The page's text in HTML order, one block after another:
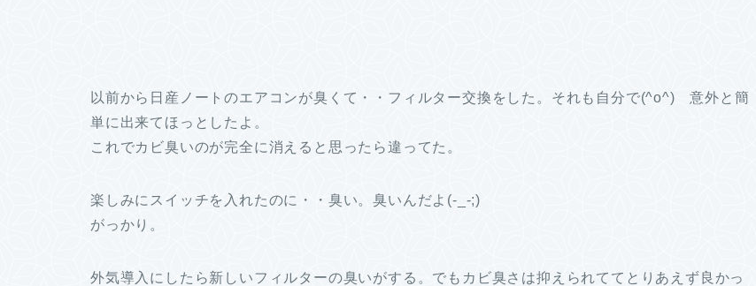
以前から日産ノートのエアコンが臭くて・・フィルター交換をした。それも自分で(^o^) 意外と簡
単に出来てほっとしたよ。
これでカビ臭いのが完全に消えると思ったら違ってた。
楽しみにスイッチを入れたのに・・臭い。臭いんだよ(-_-;)
がっかり。
外気導入にしたら新しいフィルターの臭いがする。でもカビ臭さは抑えられててとりあえず良かっ